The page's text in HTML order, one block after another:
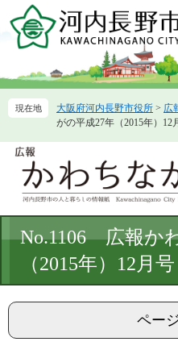
ー
先
ニ
を
て
大阪府河内長野市役所 > 広
がの平成27年（2015年）12
文
No.1106 広報か
（2015年）12月号
ペー